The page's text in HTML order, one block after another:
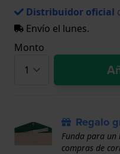
Distribuidor oficial
Envío el lunes.
Monto
Regalo
Funda para un
compras de